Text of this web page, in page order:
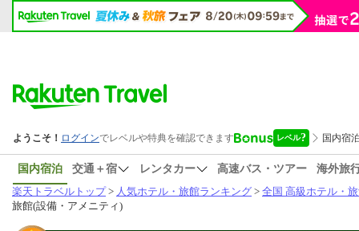
国内宿泊 交通＋宿 レンタカー 高速バス・ツアー
海外旅
楽天トラベルトップ> 人気ホテル・旅館ランキング > 全国 高級ホテル・
旅館(設備・アメニティ)